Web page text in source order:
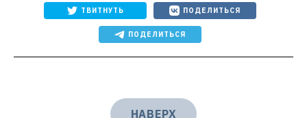
ТВИТНУТЬ ПОДЕЛИТЬСЯ
ПОДЕЛИТЬСЯ
НАВЕРХ